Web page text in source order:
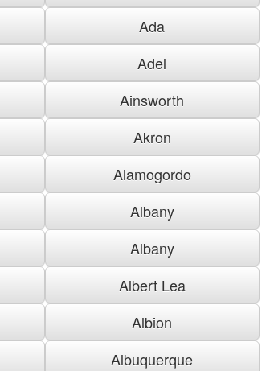
Ada
Adel
Ainsworth
Akron
Alamogordo
Albany
Albany
Albert Lea
Albion
Albuquerque